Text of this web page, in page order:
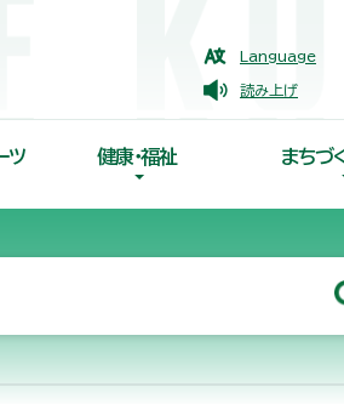
Language
読み上げ
ツ 健康・福祉 まちづ